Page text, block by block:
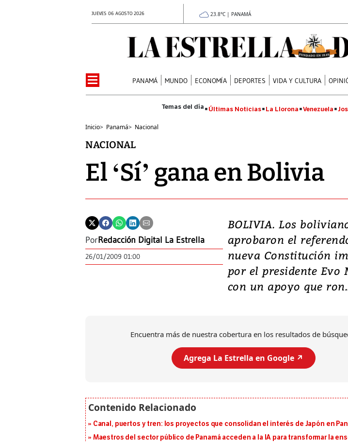
JUEVES 06 AGOSTO 2026 23.8°C | PANAMÁ
PANAMÁ MUNDO ECONOMÍA DEPORTES VIDA Y CULTURA
Últimas Noticias La Llorona Venezuela
Inicio> Panamá> Nacional
NACIONAL
El ‘Sí’ gana en Bolivia
PorRedacción Digital La Estrella
26/01/2009 01:00
BOLIVIA. Los
aprobaron el
nueva Constitución
por el presidente Evo
con un apoyo que
Encuentra más de nuestra cobertura en los resultados de
Agrega La Estrella en Google ↗️
Canal, puertos y tren: los proyectos que consolidan el interés de Japón en
Maestros del sector público de Panamá acceden a la IA para transformar la
Video, Japón:
deja heridos
daños en
al sur de Japón,